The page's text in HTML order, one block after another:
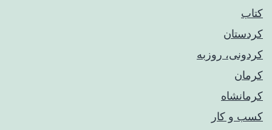
کتاب
کردستان
کردونی، روزبه
کرمان
کرمانشاه
کسب و کار